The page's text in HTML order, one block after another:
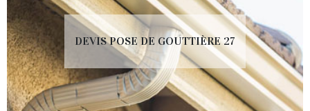
DEVIS POSE DE GOUTTIÈRE 27